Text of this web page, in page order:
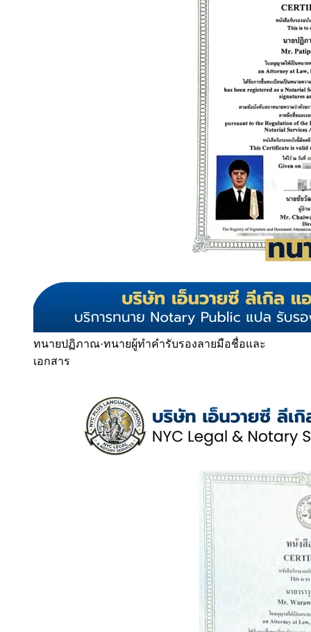
ทนายปฏิภาณ·ทนายผู้ทำคำรับรองลายมือชื่อและ
เอกสาร